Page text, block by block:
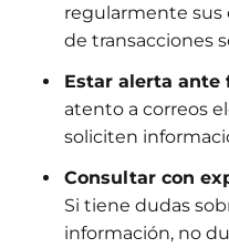
regularmente sus
de transacciones
Estar alerta ante
atento a correos
soliciten
Consultar con
Si tiene dudas
información, no